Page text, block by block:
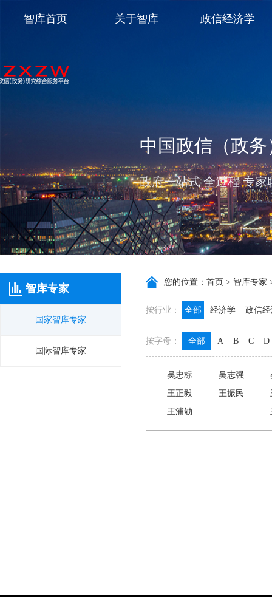
中国政信（政
政府一站式 全过程 专
智库首页 关于智库 政信经济学
智库专家
国家智库专家
国际智库专家
您的位置： 首页 > 智库专家
按行业： 全部 经济学
政信
膳食养生
名医西药
按字母： 全部 A B C D
吴忠标 吴志强
王正毅
王振民
王浦劬